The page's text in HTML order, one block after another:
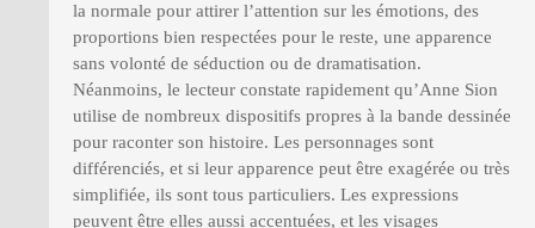
la normale pour attirer l’attention sur les émotions, des
proportions bien respectées pour le reste, une apparence
sans volonté de séduction ou de dramatisation.
Néanmoins, le lecteur constate rapidement qu’Anne Sion
utilise de nombreux dispositifs propres à la bande dessinée
pour raconter son histoire. Les personnages sont
différenciés, et si leur apparence peut être exagérée ou très
simplifiée, ils sont tous particuliers. Les expressions
peuvent être elles aussi accentuées, et les visages